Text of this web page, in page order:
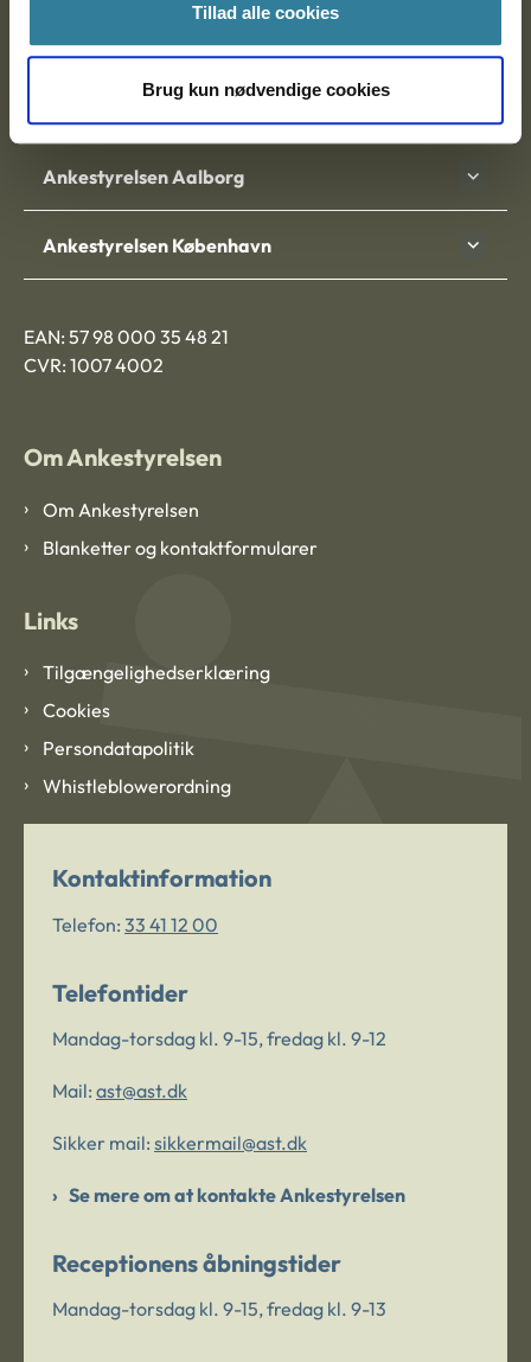
Tillad alle cookies
Brug kun nødvendige cookies
Nytorv 7, 2. sal
9000 Aalborg
Ankestyrelsen Aalborg
Ankestyrelsen København
EAN: 57 98 000 35 48 21
CVR: 1007 4002
Om Ankestyrelsen
Om Ankestyrelsen
Blanketter og kontaktformularer
Links
Tilgængelighedserklæring
Cookies
Persondatapolitik
Whistleblowerordning
Kontaktinformation
Telefon: 33 41 12 00
Telefontider
Mandag-torsdag kl. 9-15, fredag kl. 9-12
Mail: ast@ast.dk
Sikker mail: sikkermail@ast.dk
Se mere om at kontakte Ankestyrelsen
Receptionens åbningstider
Mandag-torsdag kl. 9-15, fredag kl. 9-13